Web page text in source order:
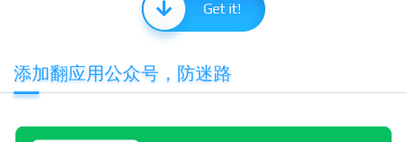
Get it!
添加翻应用公众号，防迷路